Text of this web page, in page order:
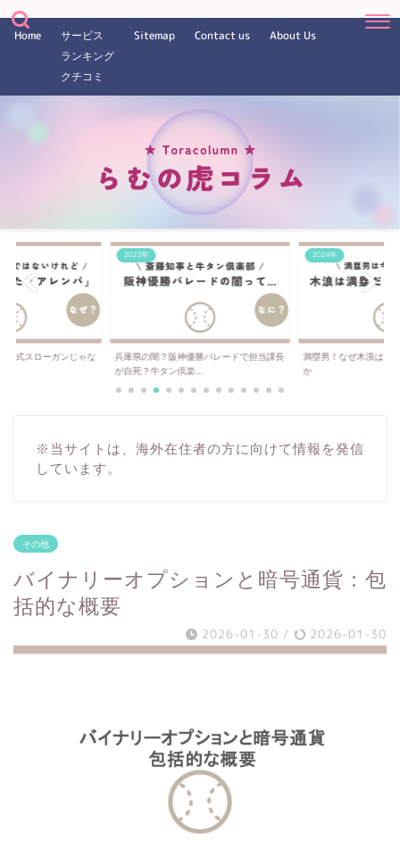
Home
サービス
ランキング
クチコミ
Sitemap Contact us About Us
公式スローガンじゃな
2023年
兵庫県の闇？阪神優勝パレードで担当課長
が自死？牛タン倶楽...
2024年
満塁男！なぜ木浪は満
か
※当サイトは、海外在住者の方に向けて情報を発信
しています。
その他
バイナリーオプションと暗号通貨：包
括的な概要
2026-01-30 / 2026-01-30